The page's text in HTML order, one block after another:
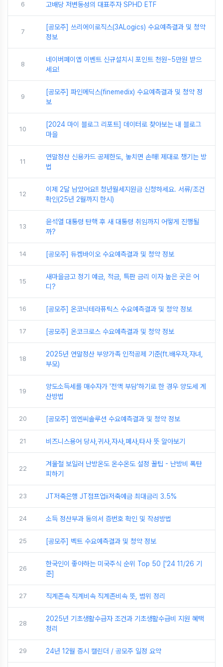
6 고배당 저변동성의 대표주자 SPHD ETF
7
[공모주] 쓰리에이로직스(3ALogics) 수요예측결과 및 청약
정보
8
네이버페이앱 이벤트 신규설치시 포인트 천원~5만원 받으
세요!
9
[공모주] 파인메딕스(finemedix) 수요예측결과 및 청약 정
보
10
[2024 마이 블로그 리포트] 데이터로 찾아보는 내 블로그
마을
11
연말정산 신용카드 공제한도, 놓치면 손해! 제대로 챙기는 방
법
12
이제 2달 남았어요!! 청년월세지원금 신청하세요. 서류/조건
확인(25년 2월까지 한시)
13
윤석열 대통령 탄핵 후 새 대통령 취임까지 어떻게 진행될
까?
14 [공모주] 듀켐바이오 수요예측결과 및 청약 정보
15
새마을금고 정기 예금, 적금, 특판 금리 이자 높은 곳은 어
디?
16 [공모주] 온코닉테라퓨틱스 수요예측결과 및 청약 정보
17 [공모주] 온코크로스 수요예측결과 및 청약 정보
18
2025년 연말정산 부양가족 인적공제 기준(ft.배우자,자녀,
부모)
19
양도소득세를 매수자가 '전액 부담'하기로 한 경우 양도세 계
산방법
20 [공모주] 엠엔씨솔루션 수요예측결과 및 청약 정보
21 비즈니스용어 당사,귀사,자사,폐사,타사 뜻 알아보기
22
겨울철 보일러 난방온도 온수온도 설정 꿀팁 - 난방비 폭탄
피하기
23 JT저축은행 JT점프업ii저축예금 최대금리 3.5%
24 소득 정산부과 동의서 증번호 확인 및 작성방법
25 [공모주] 벡트 수요예측결과 및 청약 정보
26
한국인이 좋아하는 미국주식 순위 Top 50 ['24 11/26 기
준]
27 직계존속 직계비속 직계존비속 뜻, 범위 정리
28
2025년 기초생활수급자 조건과 기초생활수급비 지원 혜택
정리
29 24년 12월 증시 캘린더 / 공모주 일정 요약